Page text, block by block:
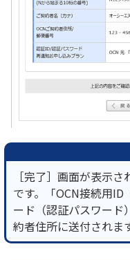
［完了］画面が表示
です。「OCN接続用
ード（認証パスワード
約者住所に送付されま